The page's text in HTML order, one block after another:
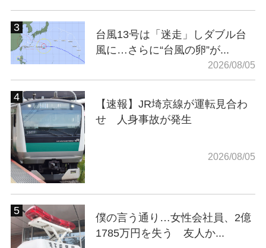
台風13号は「迷走」しダブル台
風に…さらに“台風の卵”が...
2026/08/05
【速報】JR埼京線が運転見合わ
せ 人身事故が発生
2026/08/05
僕の言う通り…女性会社員、2億
1785万円を失う 友人か...